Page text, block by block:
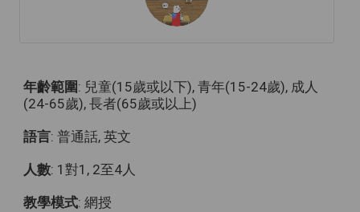
年齡範圍: 兒童(15歲或以下), 青年(15-24歲), 成人
(24-65歲), 長者(65歲或以上)
語言: 普通話, 英文
人數: 1對1, 2至4人
教學模式: 網授